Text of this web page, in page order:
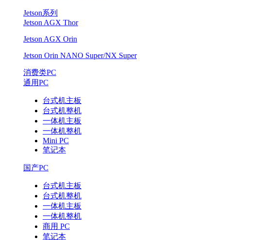
Jetson系列
Jetson AGX Thor
Jetson AGX Orin
Jetson Orin NANO Super/NX Super
消费类PC
通用PC
台式机主板
台式机整机
一体机主板
一体机整机
Mini PC
笔记本
国产PC
台式机主板
台式机整机
一体机主板
一体机整机
商用 PC
笔记本